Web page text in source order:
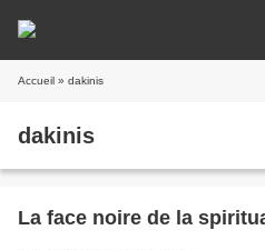
Accueil » dakinis
dakinis
La face noire de la